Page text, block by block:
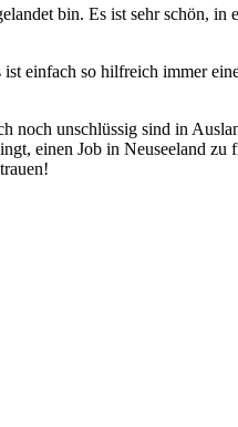
bin. Es ist sehr schön,
einfach so hilfreich immer
noch unschlüssig sind in
einen Job in Neuseeland